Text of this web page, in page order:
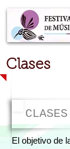
Clases
El objetivo de